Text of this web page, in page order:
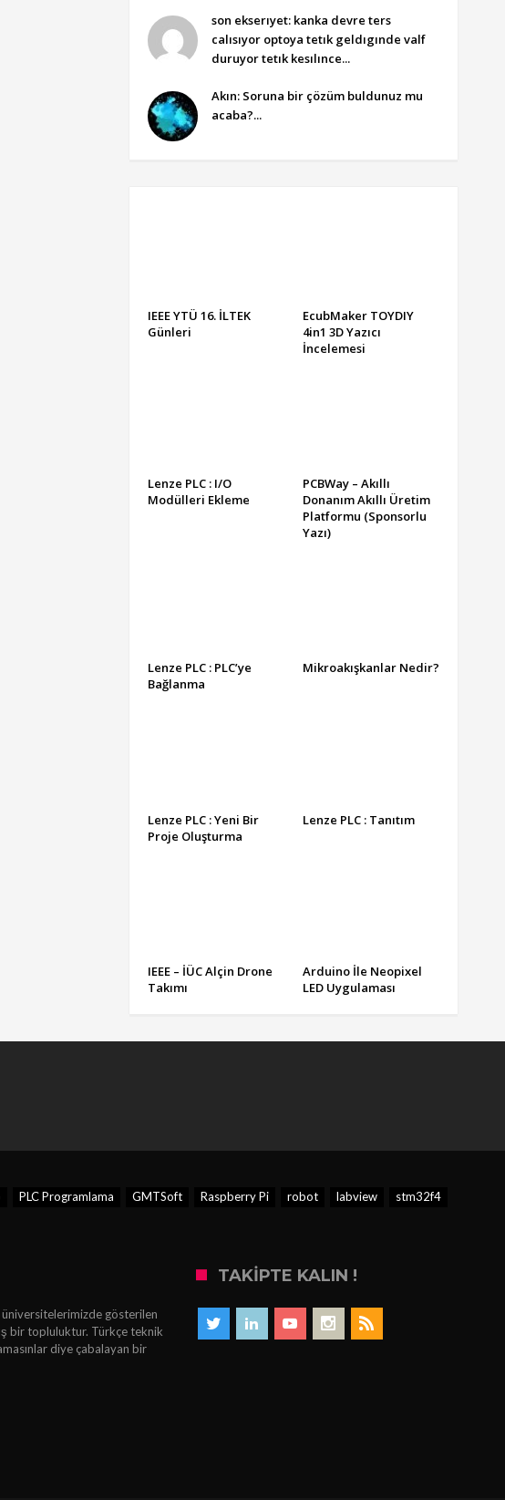
son ekserıyet: kanka devre ters
calısıyor optoya tetık geldıgınde valf
duruyor tetık kesılınce...
Akın: Soruna bir çözüm buldunuz mu
acaba?...
IEEE YTÜ 16. İLTEK
Günleri
EcubMaker TOYDIY
4in1 3D Yazıcı
İncelemesi
Lenze PLC : I/O
Modülleri Ekleme
PCBWay – Akıllı
Donanım Akıllı Üretim
Platformu (Sponsorlu
Yazı)
Lenze PLC : PLC’ye
Bağlanma
Mikroakışkanlar Nedir?
Lenze PLC : Yeni Bir
Proje Oluşturma
Lenze PLC : Tanıtım
IEEE – İÜC Alçin Drone
Takımı
Arduino İle Neopixel
LED Uygulaması
PLC Programlama GMTSoft Raspberry Pi robot labview
stm32f4
gösterilen
bir topluluktur. Türkçe teknik
diye çabalayan bir
TAKIPTE KALIN !